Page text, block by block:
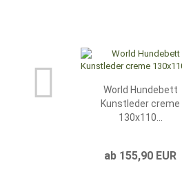
World Hundebett
Kunstleder creme
130x110...
ab 155,90 EUR